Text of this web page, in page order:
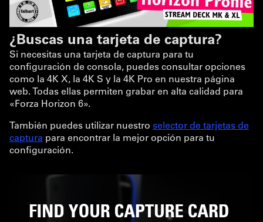
¿Buscas una tarjeta de captura?
Si necesitas una tarjeta de captura para tu
configuración de consola, puedes consultar opciones
como la 4K X, la 4K S y la 4K Pro en nuestra página
web. Todas ellas permiten grabar en alta calidad para
«Forza Horizon 6».
También puedes utilizar nuestro selector de tarjetas de
captura para encontrar la mejor opción para tu
configuración.